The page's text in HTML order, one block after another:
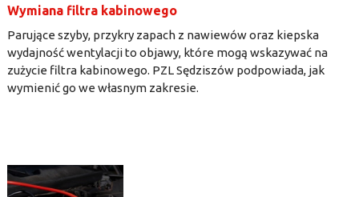
Wymiana filtra kabinowego
Parujące szyby, przykry zapach z nawiewów oraz kiepska
wydajność wentylacji to objawy, które mogą wskazywać na
zużycie filtra kabinowego. PZL Sędziszów podpowiada, jak
wymienić go we własnym zakresie.